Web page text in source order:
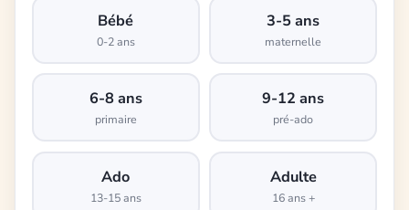
Bébé
0-2 ans
3-5 ans
maternelle
6-8 ans
primaire
9-12 ans
pré-ado
Ado
13-15 ans
Adulte
16 ans +